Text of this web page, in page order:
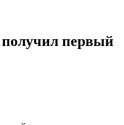
первый